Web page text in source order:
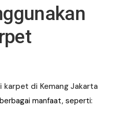
karpet di Kemang Jakarta
manfaat, seperti: